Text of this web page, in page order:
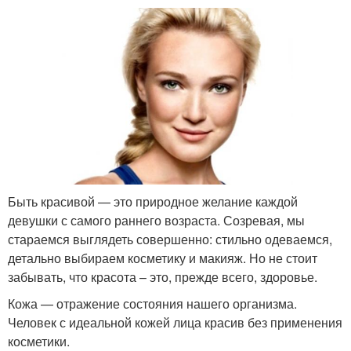
Быть красивой — это природное желание каждой
девушки с самого раннего возраста. Созревая, мы
стараемся выглядеть совершенно: стильно одеваемся,
детально выбираем косметику и макияж. Но не стоит
забывать, что красота – это, прежде всего, здоровье.
Кожа — отражение состояния нашего организма.
Человек с идеальной кожей лица красив без применения
косметики.